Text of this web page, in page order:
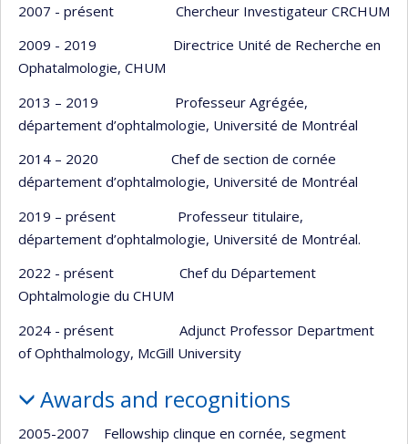
2007 - présent Chercheur Investigateur CRCHUM
2009 - 2019 Directrice Unité de Recherche en
Ophatalmologie, CHUM
2013 – 2019 Professeur Agrégée,
département d’ophtalmologie, Université de Montréal
2014 – 2020 Chef de section de cornée
département d’ophtalmologie, Université de Montréal
2019 – présent Professeur titulaire,
département d’ophtalmologie, Université de Montréal.
2022 - présent Chef du Département
Ophtalmologie du CHUM
2024 - présent Adjunct Professor Department
of Ophthalmology, McGill University
Awards and recognitions
2005-2007 Fellowship clinque en cornée, segment